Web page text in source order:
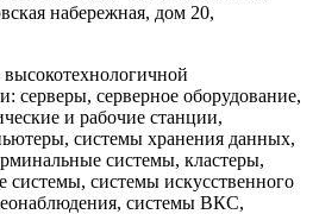
набережная, дом 20,
серверы, серверное оборудование,
и рабочие станции,
системы хранения данных,
системы, кластеры,
системы, системы искусственного
системы ВКС,